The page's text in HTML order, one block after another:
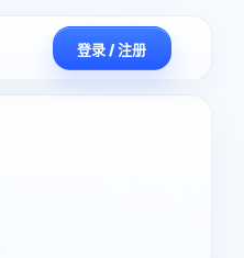
登录 / 注册